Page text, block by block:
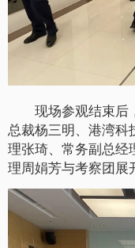
现场参观结束后，
总裁杨三明、港湾科
理张琦、常务副总经
理周娟芳与考察团展